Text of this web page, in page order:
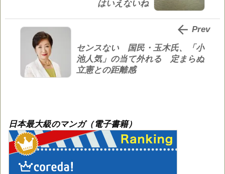
はいえないね
センスない 国民・玉木氏、「小
池人気」の当て外れる 定まらぬ
立憲との距離感
 Prev
日本最大級のマンガ（電子書籍）